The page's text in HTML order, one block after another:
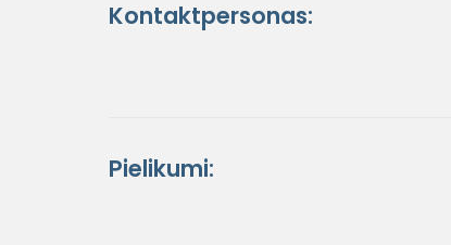
Kontaktpersonas:
Pielikumi: